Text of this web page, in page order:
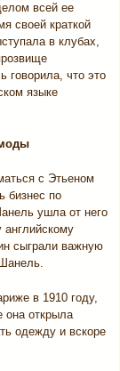
всей ее
своей краткой
в клубах,
говорила, что это
языке
с Этьеном
бизнес по
ушла от него
английскому
сыграли важную
в 1910 году,
она открыла
одежду и вскоре